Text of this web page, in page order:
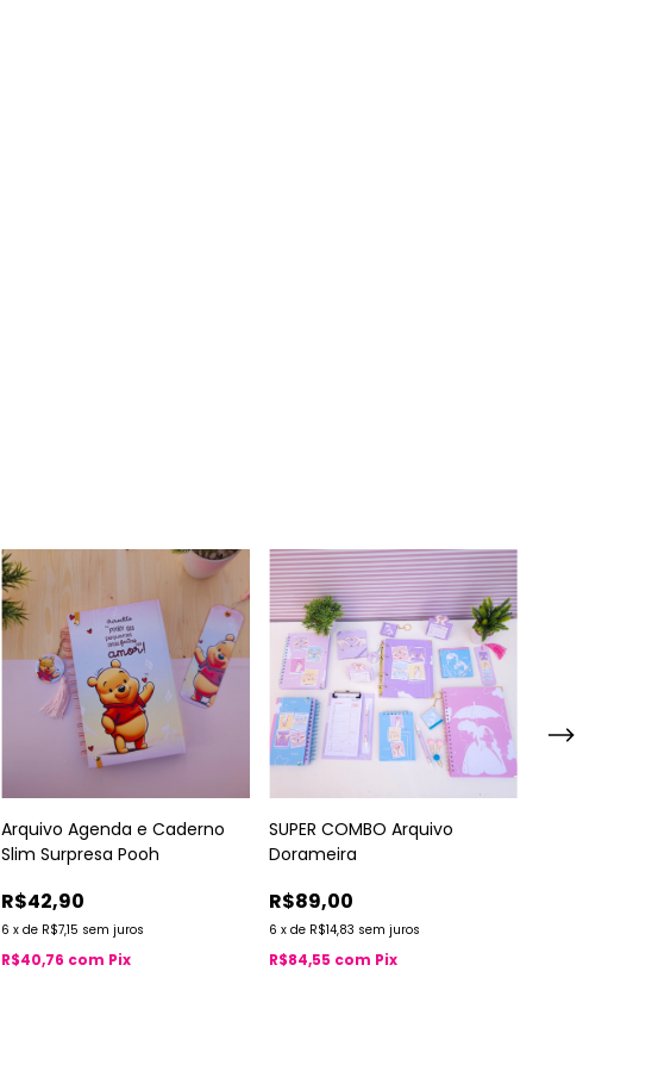
Arquivo Agenda e Caderno
Slim Surpresa Pooh
R$42,90
6 xde R$7,15 sem juros
R$40,76 com Pix
SUPER COMBO Arquivo
Dorameira
R$89,00
6 xde R$14,83 sem juros
R$84,55 com Pix